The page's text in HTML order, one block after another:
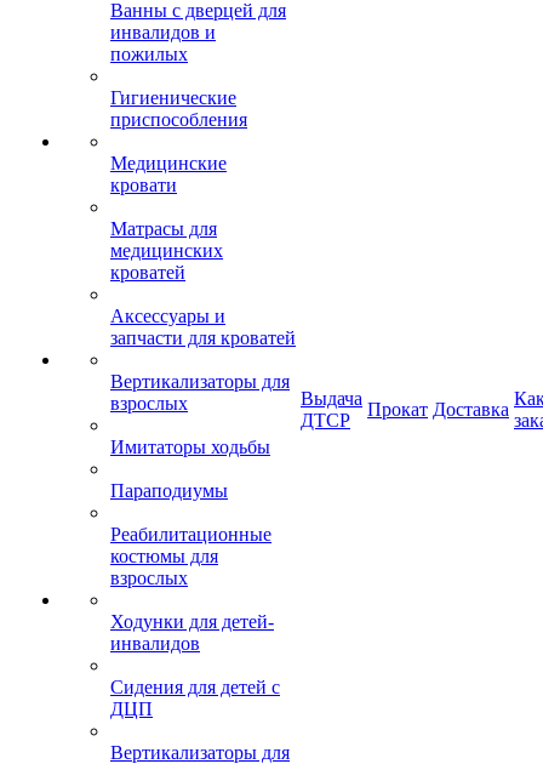
Ванны с дверцей для
инвалидов и
пожилых
Гигиенические
приспособления
Медицинские
кровати
Матрасы для
медицинских
кроватей
Аксессуары и
запчасти для кроватей
Вертикализаторы для
взрослых
Имитаторы ходьбы
Параподиумы
Реабилитационные
костюмы для
взрослых
Ходунки для детей-
инвалидов
Сидения для детей с
ДЦП
Вертикализаторы для
Выдача
ДТСР
Прокат Доставка